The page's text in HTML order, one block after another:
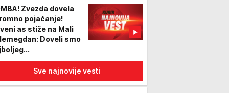
Zvezda dovela
pojačanje!
as stiže na Mali
Doveli smo
Sve najnovije vesti